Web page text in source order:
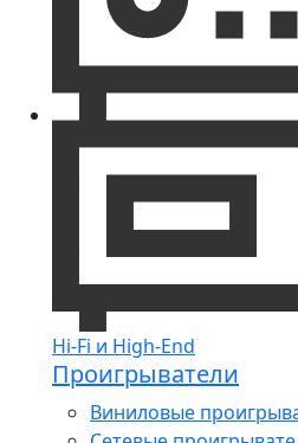
Hi-Fi и High-End
Проигрыватели
Виниловые